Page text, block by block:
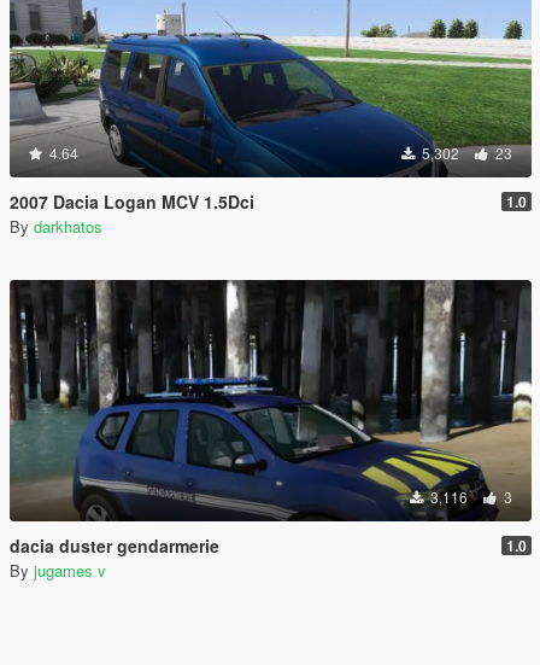
4.64 5,302 23
2007 Dacia Logan MCV 1.5Dci 1.0
By darkhatos
3,116 3
dacia duster gendarmerie 1.0
By jugames v